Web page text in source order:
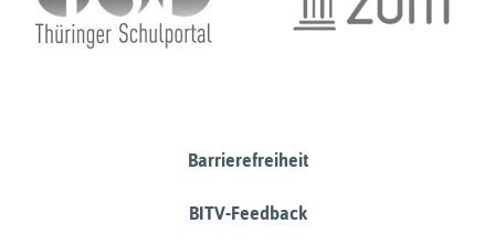
Barrierefreiheit
BITV-Feedback